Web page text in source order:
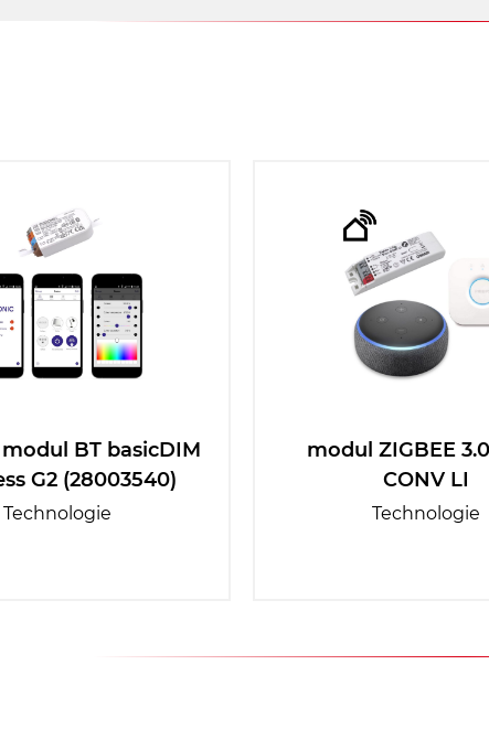
BT basicDIM
G2 (28003540)
Technologie
modul ZIGBEE
CONV LI
Technologie